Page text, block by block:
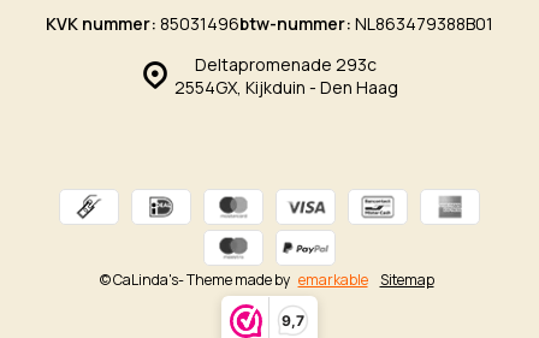
9,7
Deltapromenade 293c
2554GX, Kijkduin - Den Haag
KVK nummer: 85031496btw-nummer: NL863479388B01
© CaLinda's- Theme made by emarkable Sitemap